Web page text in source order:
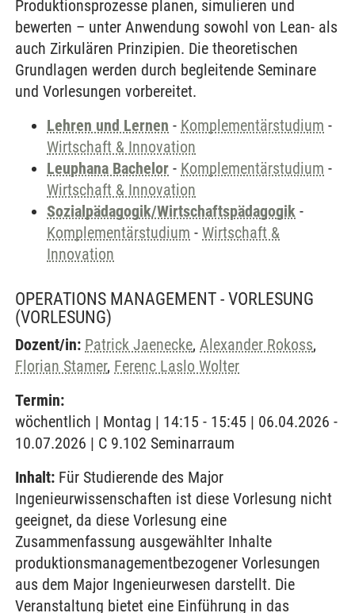
Produktionsprozesse planen, simulieren und
bewerten – unter Anwendung sowohl von Lean- als
auch Zirkulären Prinzipien. Die theoretischen
Grundlagen werden durch begleitende Seminare
und Vorlesungen vorbereitet.
Lehren und Lernen - Komplementärstudium -
Wirtschaft & Innovation
Leuphana Bachelor - Komplementärstudium -
Wirtschaft & Innovation
Sozialpädagogik/Wirtschaftspädagogik -
Komplementärstudium - Wirtschaft &
Innovation
OPERATIONS MANAGEMENT - VORLESUNG
(VORLESUNG)
Dozent/in: Patrick Jaenecke, Alexander Rokoss,
Florian Stamer, Ferenc Laslo Wolter
Termin:
wöchentlich | Montag | 14:15 - 15:45 | 06.04.2026 -
10.07.2026 | C 9.102 Seminarraum
Inhalt: Für Studierende des Major
Ingenieurwissenschaften ist diese Vorlesung nicht
geeignet, da diese Vorlesung eine
Zusammenfassung ausgewählter Inhalte
produktionsmanagementbezogener Vorlesungen
aus dem Major Ingenieurwesen darstellt. Die
Veranstaltung bietet eine Einführung in das